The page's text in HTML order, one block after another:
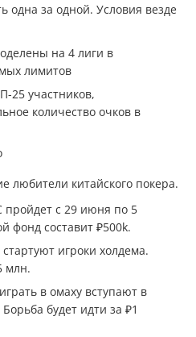
одна за одной. Условия везде
на 4 лиги в
лимитов
25 участников,
количество очков в
любители китайского покера.
пройдет с 29 июня по 5
фонд составит ₽500k.
игроки холдема.
млн.
в омаху вступают в
будет идти за ₽1